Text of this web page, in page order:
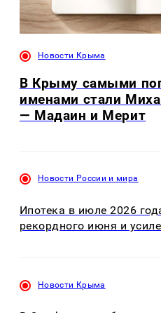
Новости Крыма
В Крыму самыми
именами стали
— Мадаин и Мерит
Новости России и мира
Ипотека в июле 2026
рекордного июня и
Новости Крыма